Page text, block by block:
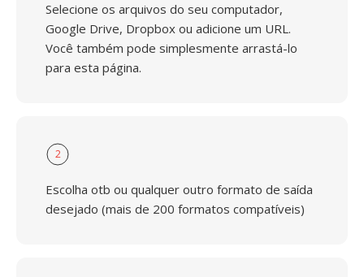
Selecione os arquivos do seu computador,
Google Drive, Dropbox ou adicione um URL.
Você também pode simplesmente arrastá-lo
para esta página.
2
Escolha otb ou qualquer outro formato de saída
desejado (mais de 200 formatos compatíveis)